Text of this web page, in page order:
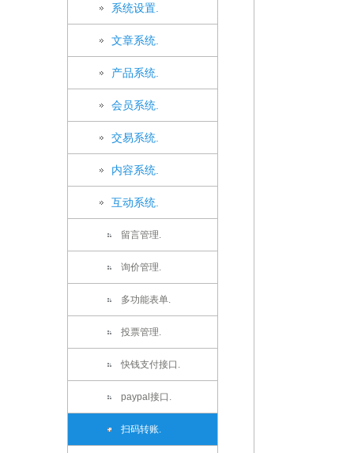
系统设置.
文章系统.
产品系统.
会员系统.
交易系统.
内容系统.
互动系统.
留言管理.
询价管理.
多功能表单.
投票管理.
快钱支付接口.
paypal接口.
扫码转账.